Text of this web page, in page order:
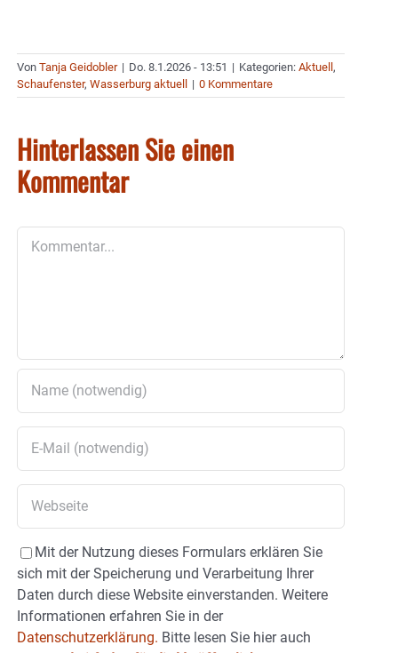
Von Tanja Geidobler | Do. 8.1.2026 - 13:51 | Kategorien: Aktuell,
Schaufenster, Wasserburg aktuell | 0 Kommentare
Hinterlassen Sie einen
Kommentar
Mit der Nutzung dieses Formulars erklären Sie
sich mit der Speicherung und Verarbeitung Ihrer
Daten durch diese Website einverstanden. Weitere
Informationen erfahren Sie in der
Datenschutzerklärung. Bitte lesen Sie hier auch